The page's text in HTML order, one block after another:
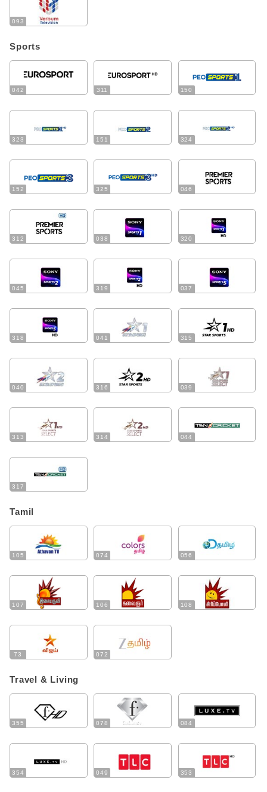
093
Sports
042 311 150
323 151 324
152 325 046
312 038 320
045 319 037
318 041 315
040 316 039
313 314 044
317
Tamil
105 074 056
107 106 108
73 072
Travel & Living
355 078 084
354 049 353